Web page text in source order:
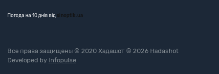
Погода на 10 днів від sinoptik.ua
Все права защищены © 2020 Хадашот © 2026 Hadashot
Developed by Infopulse